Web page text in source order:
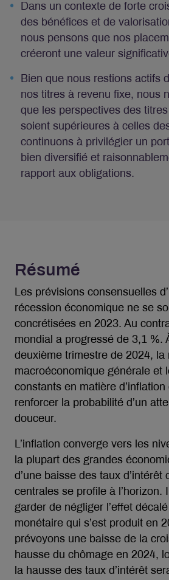
Dans un contexte de forte
des bénéfices et de
nous pensons que nos
créeront une valeur
Bien que nous restions actifs
nos titres à revenu fixe, nous
que les perspectives des
soient supérieures à celles
continuons à privilégier un
bien diversifié et
rapport aux obligations.
Résumé
Les prévisions consensuelles
récession économique ne se
concrétisées en 2023. Au
mondial a progressé de 3,1 %.
deuxième trimestre de 2024, la
macroéconomique générale et
constants en matière
renforcer la probabilité d’un
douceur.
L’inflation converge vers les
la plupart des grandes
d’une baisse des taux d’intérêt
centrales se profile à l’horizon.
garder de négliger l’effet
monétaire qui s’est produit en
prévoyons une baisse de la
hausse du chômage en 2024,
la hausse des taux d’intérêt